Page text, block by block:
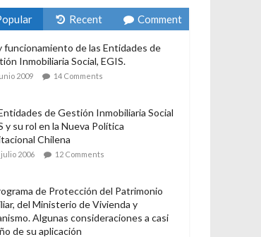
recientes
funcionamiento de las Entidades de
Inmobiliaria Social, EGIS.
2009 14 Comments
y su rol en la Nueva Política
Chilena
julio 2006 12 Comments